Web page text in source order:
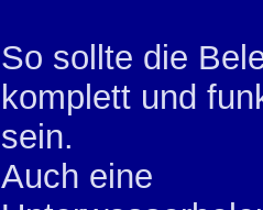
So sollte die
komplett und
sein.
Auch eine